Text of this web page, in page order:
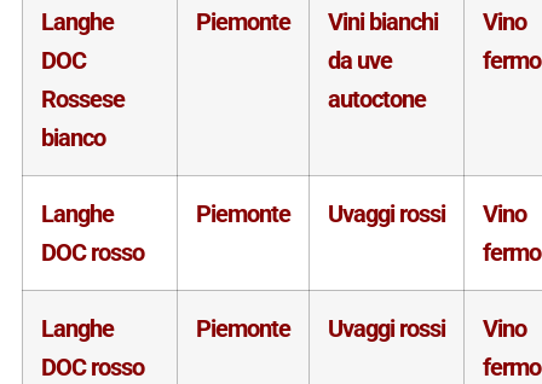
Langhe
DOC
Rossese
bianco
Piemonte
Vini bianchi
da uve
autoctone
Vino
fermo
Langhe
DOC rosso
Piemonte Uvaggi rossi
Vino
fermo
Langhe
DOC rosso
Piemonte Uvaggi rossi
Vino
fermo